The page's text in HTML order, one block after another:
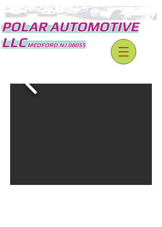
POLAR AUTOMOTIVE
LLC MEDFORD NJ 08055